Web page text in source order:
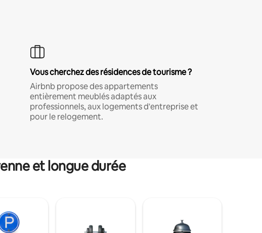
Vous cherchez des résidences de tourisme ?
Airbnb propose des appartements
entièrement meublés adaptés aux
professionnels, aux logements d'entreprise et
pour le relogement.
et longue durée